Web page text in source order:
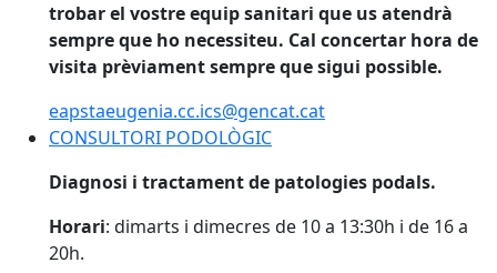
trobar el vostre equip sanitari que us atendrà
sempre que ho necessiteu. Cal concertar hora de
visita prèviament sempre que sigui possible.
eapstaeugenia.cc.ics@gencat.cat
CONSULTORI PODOLÒGIC
CONSULTORI PODOLÒGIC
Diagnosi i tractament de patologies podals.
Horari: dimarts i dimecres de 10 a 13:30h i de 16 a
20h.